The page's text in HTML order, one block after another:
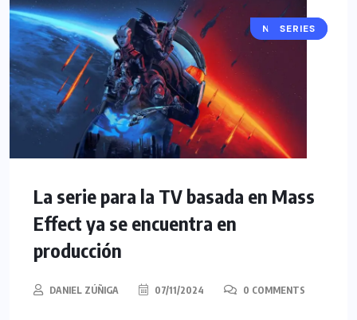
NOTICIAS
SERIES
La serie para la TV basada en Mass
Effect ya se encuentra en
producción
DANIEL ZÚÑIGA 07/11/2024 0 COMMENTS